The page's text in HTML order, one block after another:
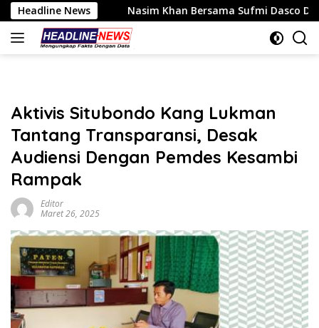
Langsung
ke
konten
Headline News
Nasim Khan Bersama Sufmi Dasco Dorong Dialog
Aktivis Situbondo Kang Lukman
Tantang Transparansi, Desak
Audiensi Dengan Pemdes Kesambi
Rampak
Editor
Maret 26, 2025